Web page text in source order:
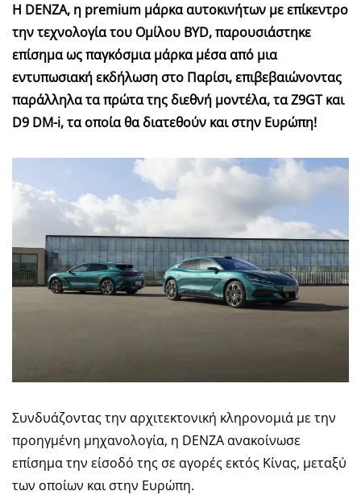
Η DENZA, η premium μάρκα αυτοκινήτων με επίκεντρο
την τεχνολογία του Ομίλου BYD, παρουσιάστηκε
επίσημα ως παγκόσμια μάρκα μέσα από μια
εντυπωσιακή εκδήλωση στο Παρίσι, επιβεβαιώνοντας
παράλληλα τα πρώτα της διεθνή μοντέλα, τα Z9GT και
D9 DM-i, τα οποία θα διατεθούν και στην Ευρώπη!
Συνδυάζοντας την αρχιτεκτονική κληρονομιά με την
προηγμένη μηχανολογία, η DENZA ανακοίνωσε
επίσημα την είσοδό της σε αγορές εκτός Κίνας, μεταξύ
των οποίων και στην Ευρώπη.